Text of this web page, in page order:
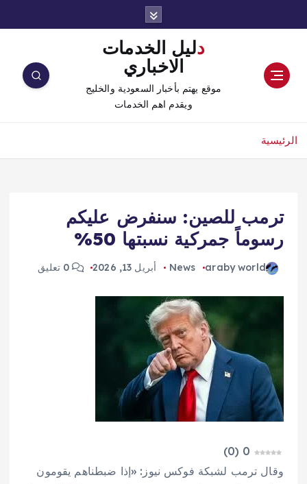
دليل الخدمات
الاخباري
موقع يهتم بأخبار السعودية والخليج
ويقدم اهم الخدمات
الرئيسية
ترمب للصين: سنفرض عليكم
رسوماً جمركية نسبتها 50%
araby world
News أبريل 13, 2026 0 تعليق
0
(
0
)
وقال ترمب لشبكة فوكس نيوز: «إذا ضبطناهم يقومون